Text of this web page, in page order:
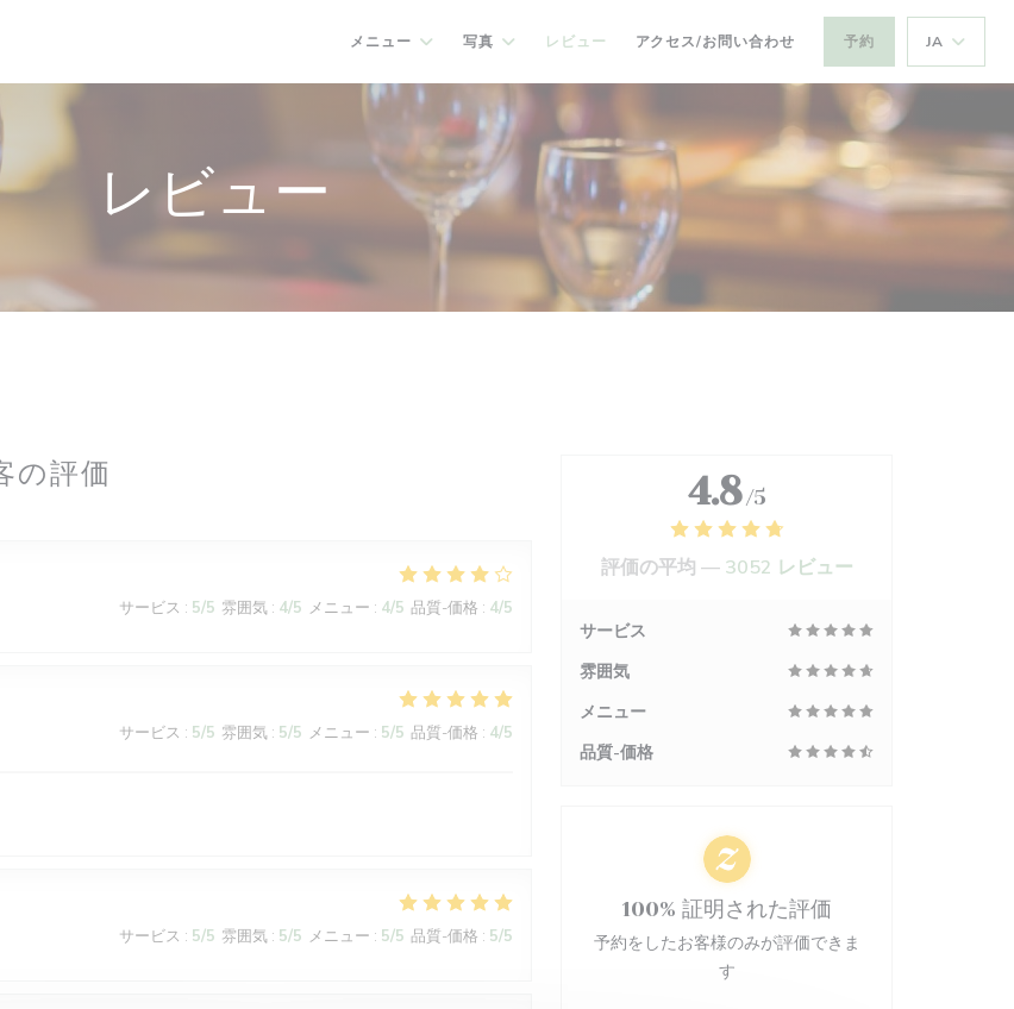
メニュー 写真 レビュー アクセス/お問い合わせ 予約 JA
レビュー
の評価
サービス : 5/5 雰囲気 : 4/5 メニュー : 4/5 品質-価格 : 4/5
サービス : 5/5 雰囲気 : 5/5 メニュー : 5/5 品質-価格 : 4/5
サービス : 5/5 雰囲気 : 5/5 メニュー : 5/5 品質-価格 : 5/5
4.8 /5
評価の平均 — 3052 レビュー
サービス
雰囲気
メニュー
品質-価格
100% 証明された評価
予約をしたお客様のみが評価できま
す